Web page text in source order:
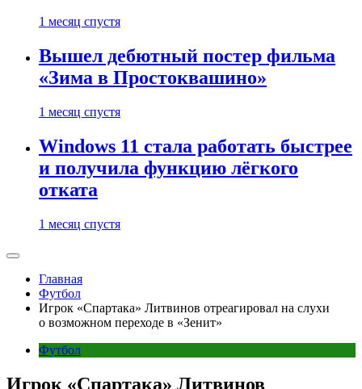
1 месяц спустя
Вышел дебютный постер фильма
«Зима в Простоквашино»
1 месяц спустя
Windows 11 стала работать быстрее
и получила функцию лёгкого
отката
1 месяц спустя
Главная
Футбол
Игрок «Спартака» Литвинов отреагировал на слухи
о возможном переходе в «Зенит»
Футбол
Игрок «Спартака» Литвинов